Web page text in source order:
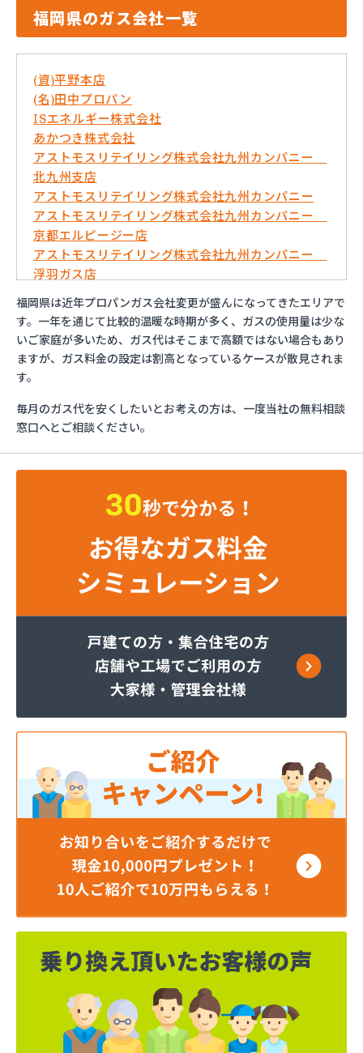
福岡県のガス会社一覧
(資)平野本店
(名)田中プロパン
ISエネルギー株式会社
あかつき株式会社
アストモスリテイリング株式会社九州カンパニー
北九州支店
アストモスリテイリング株式会社九州カンパニー
アストモスリテイリング株式会社九州カンパニー
京都エルピージー店
アストモスリテイリング株式会社九州カンパニー
浮羽ガス店
イワタニ九州株式会社 久留米営業所
イワタニ九州株式会社 弓削田営業所
イワタニ九州株式会社 行橋営業所
イワタニ九州株式会社 福岡支店
グリーンホーム株式会社
ケイ・ティ液化ガス
コーアガステック株式会社
サンエープロパン
すえまつ興産株式会社
セブンガス株式会社
ダイネン株式会社 北九州営業所
ネットワークガスオーエス株式会社
ホ－ムガス株式会社
ホ－ムガス商事有限会社
ミライフ西日本株式会社 福岡店
安永米穀販売店
安全プロパン有限会社
安部燃料店
井手燃料店
井上幸男商店
一丁田プロパン
一二三プロパン商事
一木商店
宇島瓦斯株式会社 宇島営業所
宇島瓦斯株式会社 門司営業所
宇木商店
永島米穀燃料店
延命ガス
奥村商事株式会社
福岡県は近年プロパンガス会社変更が盛んになってきたエリアで
す。一年を通じて比較的温暖な時期が多く、ガスの使用量は少な
いご家庭が多いため、ガス代はそこまで高額ではない場合もあり
ますが、ガス料金の設定は割高となっているケースが散見されま
す。
毎月のガス代を安くしたいとお考えの方は、一度当社の無料相談
窓口へとご相談ください。